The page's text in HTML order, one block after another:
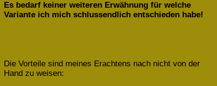
Es bedarf keiner weiteren Erwähnung für welche
Variante ich mich schlussendlich entschieden habe!
Die Vorteile sind meines Erachtens nach nicht von der
Hand zu weisen: